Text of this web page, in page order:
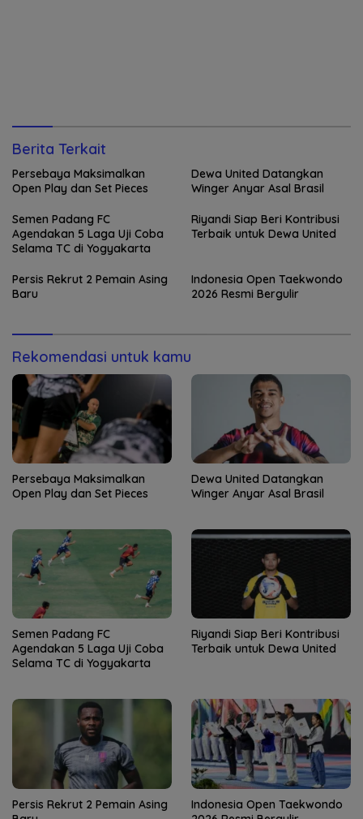
Berita Terkait
Persebaya Maksimalkan
Open Play dan Set Pieces
Dewa United Datangkan
Winger Anyar Asal Brasil
Semen Padang FC
Agendakan 5 Laga Uji Coba
Selama TC di Yogyakarta
Riyandi Siap Beri Kontribusi
Terbaik untuk Dewa United
Persis Rekrut 2 Pemain Asing
Baru
Indonesia Open Taekwondo
2026 Resmi Bergulir
Rekomendasi untuk kamu
Persebaya Maksimalkan
Open Play dan Set Pieces
Dewa United Datangkan
Winger Anyar Asal Brasil
Semen Padang FC
Agendakan 5 Laga Uji Coba
Selama TC di Yogyakarta
Riyandi Siap Beri Kontribusi
Terbaik untuk Dewa United
Persis Rekrut 2 Pemain Asing
Indonesia Open Taekwondo